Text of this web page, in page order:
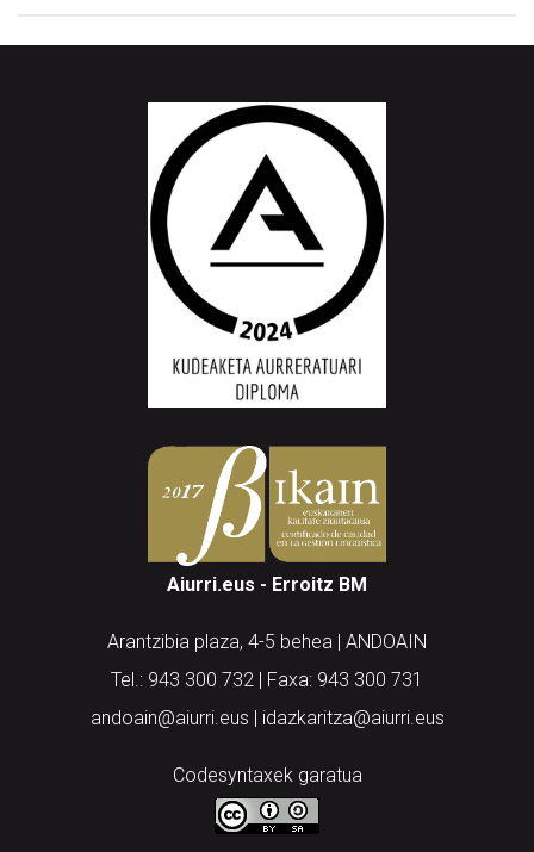
Aiurri.eus - Erroitz BM
Arantzibia plaza, 4-5 behea | ANDOAIN
Tel.: 943 300 732 | Faxa: 943 300 731
andoain@aiurri.eus | idazkaritza@aiurri.eus
Codesyntaxek garatua